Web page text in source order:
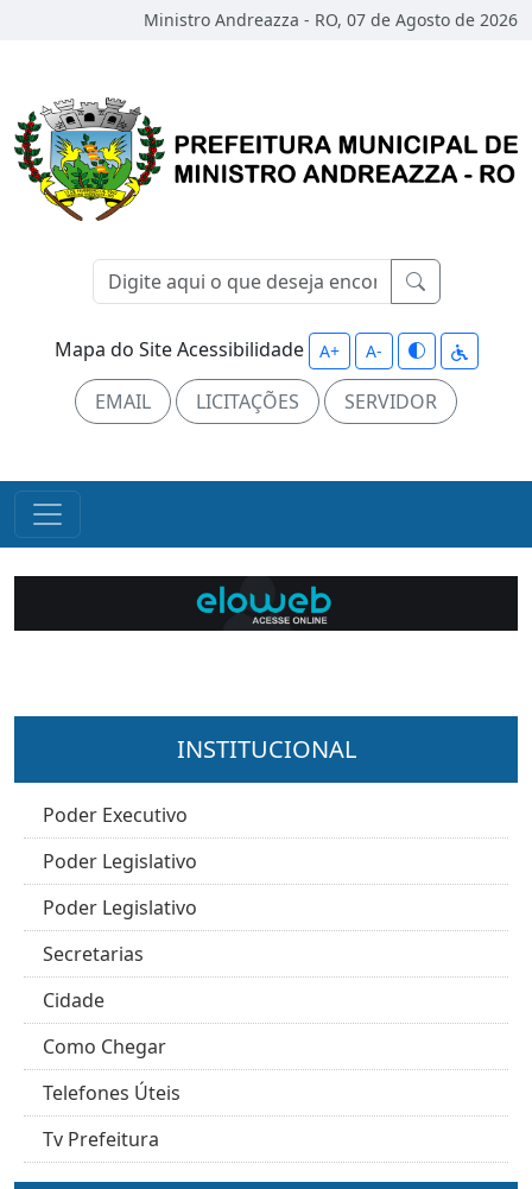
Ministro Andreazza - RO, 07 de Agosto de 2026
Mapa do SiteAcessibilidade A+ A-
EMAIL LICITAÇÕES SERVIDOR
INSTITUCIONAL
Poder Executivo
Poder Legislativo
Poder Legislativo
Secretarias
Cidade
Como Chegar
Telefones Úteis
Tv Prefeitura